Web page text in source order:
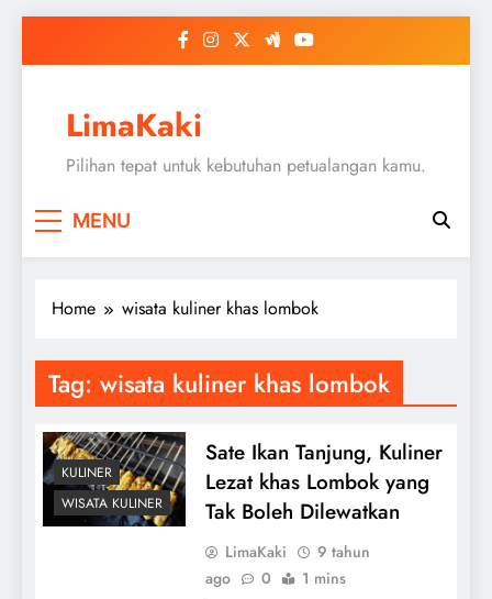
LimaKaki
Pilihan tepat untuk kebutuhan petualangan kamu.
MENU
Home wisata kuliner khas lombok
Tag: wisata kuliner khas lombok
KULINER
WISATA KULINER
Sate Ikan Tanjung, Kuliner
Lezat khas Lombok yang
Tak Boleh Dilewatkan
LimaKaki
9 tahun
ago
0 1 mins